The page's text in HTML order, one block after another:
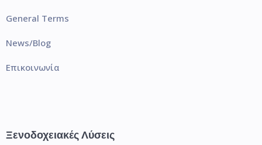
General Terms
News/Blog
Επικοινωνία
Ξενοδοχειακές Λύσεις